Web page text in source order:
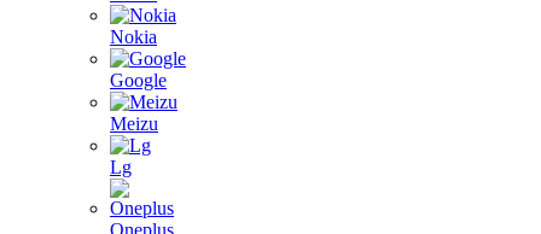
Nokia
Google
Meizu
Lg
Oneplus